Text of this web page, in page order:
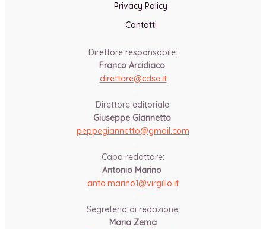
Privacy Policy
Contatti
Direttore responsabile:
Franco Arcidiaco
direttore@cdse.it
Direttore editoriale:
Giuseppe Giannetto
peppegiannetto@gmail.com
Capo redattore:
Antonio Marino
anto.marino1@virgilio.it
Segreteria di redazione:
Maria Zema